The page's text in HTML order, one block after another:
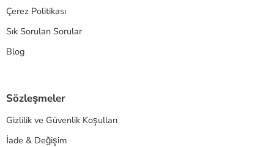
Çerez Politikası
Sık Sorulan Sorular
Blog
Sözleşmeler
Gizlilik ve Güvenlik Koşulları
İade & Değişim